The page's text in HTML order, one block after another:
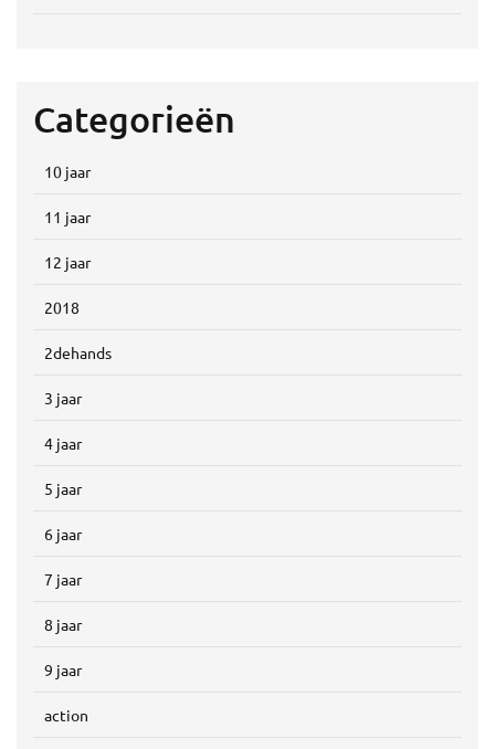
Categorieën
10 jaar
11 jaar
12 jaar
2018
2dehands
3 jaar
4 jaar
5 jaar
6 jaar
7 jaar
8 jaar
9 jaar
action